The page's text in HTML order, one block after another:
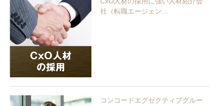
社（転職エージェン...
コンコードエグゼクティブグルー